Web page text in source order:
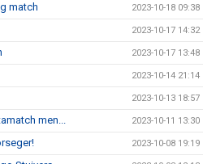
match 2023-10-18 09:38
2023-10-17 14:32
2023-10-17 13:48
2023-10-14 21:14
2023-10-13 18:57
men... 2023-10-11 13:30
2023-10-08 19:19